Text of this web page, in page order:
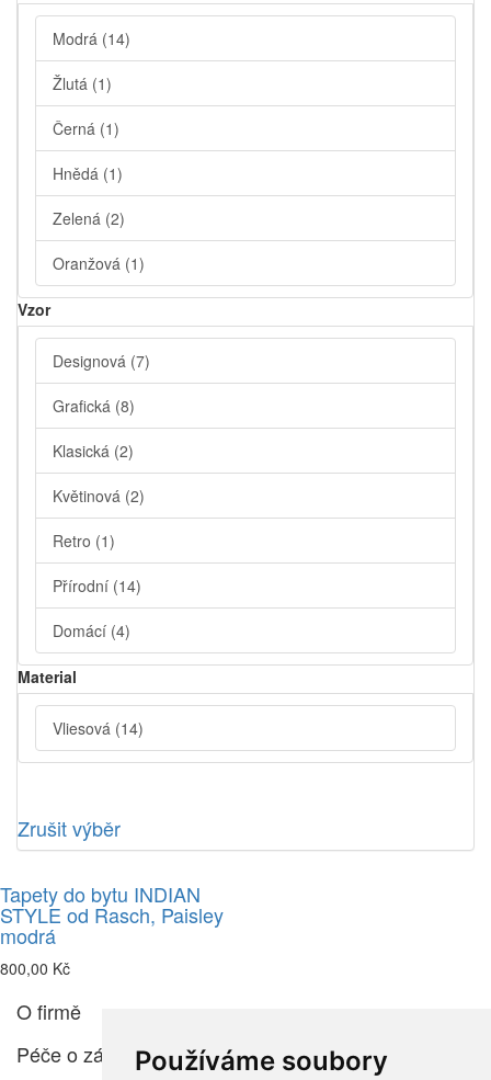
Používáme soubory
Modrá (14)
Žlutá (1)
Černá (1)
Hnědá (1)
Zelená (2)
Oranžová (1)
Vzor
Designová (7)
Grafická (8)
Klasická (2)
Květinová (2)
Retro (1)
Přírodní (14)
Domácí (4)
Material
Vliesová (14)
Zrušit výběr
Tapety do bytu INDIAN
STYLE od Rasch, Paisley
modrá
800,00 Kč
O firmě
Péče o zákazníka